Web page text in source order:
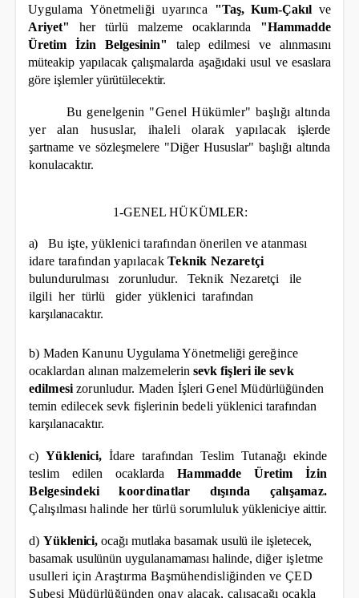
Uygulama Yönetmeliği uyarınca "Taş, Kum-Çakılve
Ariyet" her türlü malzeme ocaklarında "Hammadde
Üretim İzin Belgesinin" talep edilmesi ve alınmasını
müteakip yapılacak çalışmalarda aşağıdaki usul ve esaslara
göre işlemleryürütülecektir.
Bu genelgenin "Genel Hükümler" başlığı altında
yer alan hususlar, ihaleli olarak yapılacakişlerde
şartname ve sözleşmelere "Diğer Hususlar" başlığı altında
konulacaktır.
1-GENEL HÜKÜMLER:
a)
Bu işte, yüklenici tarafından önerilen ve atanması
idare tarafından yapılacakTeknik Nezaretçi
bulundurulması
zorunludur. Teknik Nezaretçi
ile
ilgili her türlü gider yüklenici tarafından
karşılanacaktır.
b) Maden Kanunu Uygulama Yönetmeliği gereğince
ocaklardan alınan malzemelerin sevk fişleri ilesevk
edilmesizorunludur. Maden İşleri Genel Müdürlüğünden
temin edilecek sevk fişlerinin bedeli yüklenici tarafından
karşılanacaktır.
c)Yüklenici,İdare tarafından Teslim Tutanağı ekinde
teslim edilen ocaklardaHammadde Üretimİzin
Belgesindeki koordinatlar dışında çalışamaz.
Çalışılması halinde her türlü sorumlulukyükleniciye aittir.
d) Yüklenici,ocağı mutlaka basamak usulü ile işletecek,
basamak usulünün uygulanamaması halinde, diğer işletme
usulleri için Araştırma Başmühendisliğinden ve ÇED
Şubesi Müdürlüğünden onay alacak, çalışacağı ocakla